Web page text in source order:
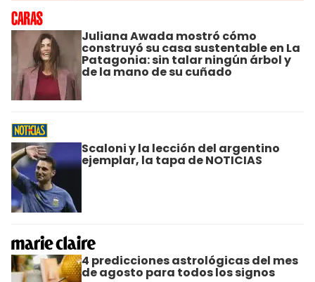
Juliana Awada mostró cómo
construyó su casa sustentable en La
Patagonia: sin talar ningún árbol y
de la mano de su cuñado
Scaloni y la lección del argentino
ejemplar, la tapa de NOTICIAS
4 predicciones astrológicas del mes
de agosto para todos los signos